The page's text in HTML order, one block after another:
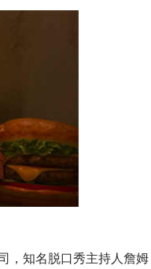
，知名脱口秀主持人詹姆